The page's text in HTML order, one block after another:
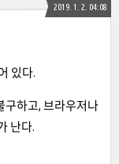
2019. 1. 2. 04:08
있다.
구하고, 브라우저나
난다.